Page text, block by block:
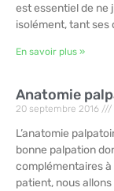
est essentiel de ne
isolément, tant
En savoir plus »
Anatomie
20 septembre 2016
L’anatomie
bonne palpation
complémentaires à
patient, nous allons